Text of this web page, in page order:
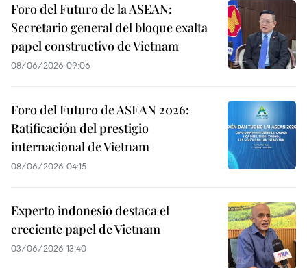
Foro del Futuro de la ASEAN:
Secretario general del bloque exalta
papel constructivo de Vietnam
08/06/2026 09:06
Foro del Futuro de ASEAN 2026:
Ratificación del prestigio
internacional de Vietnam
08/06/2026 04:15
Experto indonesio destaca el
creciente papel de Vietnam
03/06/2026 13:40